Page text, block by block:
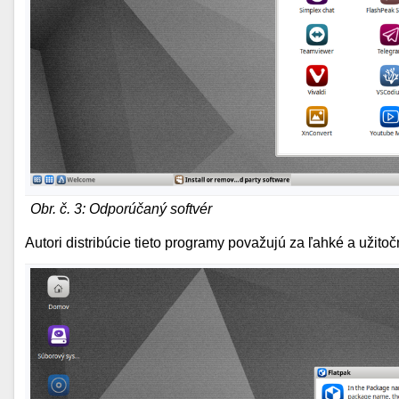
Obr. č. 3: Odporúčaný softvér
Autori distribúcie tieto programy považujú za ľahké a